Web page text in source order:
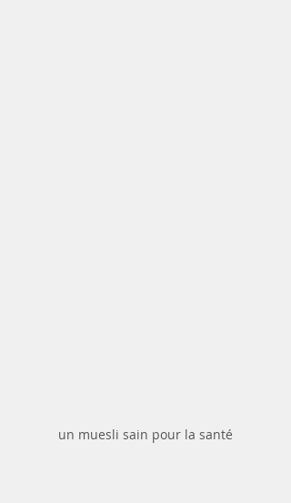
un muesli sain pour la santé